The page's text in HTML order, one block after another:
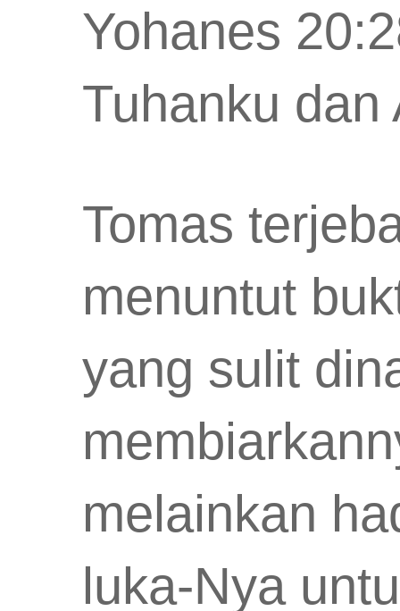
Yohanes
Tuhanku dan
Tomas
menuntut
yang sulit
melainkan
luka-Nya